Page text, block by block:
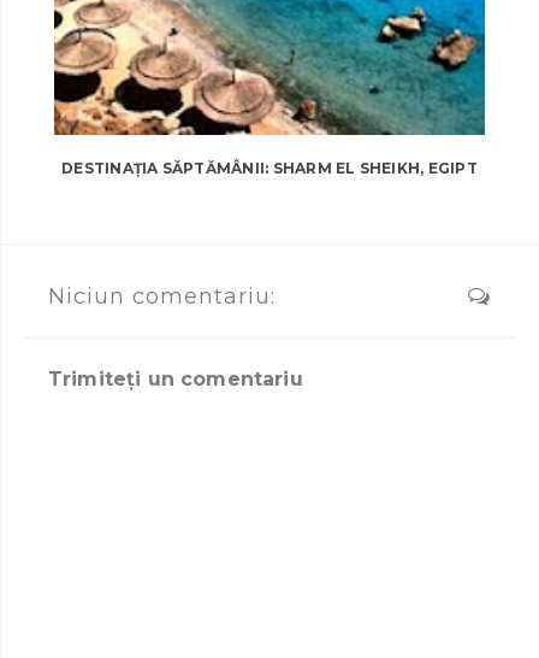
DESTINAȚIA SĂPTĂMÂNII: SHARM EL SHEIKH, EGIPT
Niciun comentariu:
Trimiteți un comentariu